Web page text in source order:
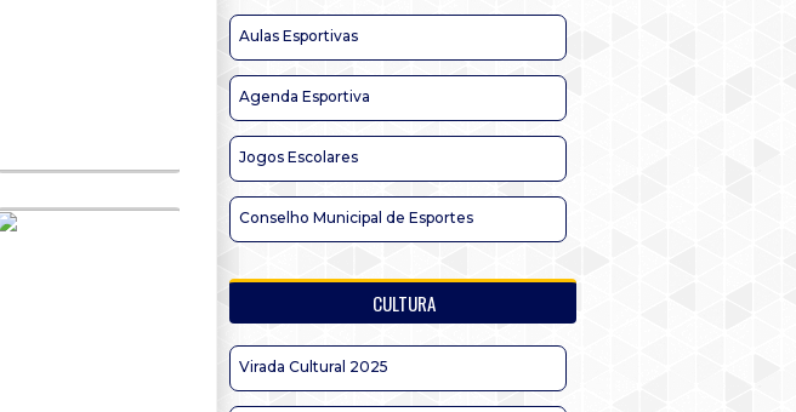
Aulas Esportivas
Agenda Esportiva
Jogos Escolares
Conselho Municipal de Esportes
CULTURA
Virada Cultural 2025